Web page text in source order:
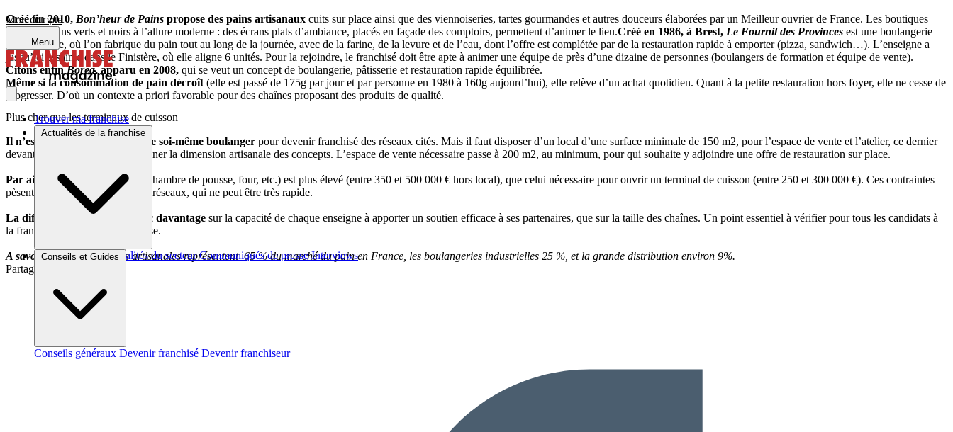
Mon compte
Menu
Trouver ma franchise
Actualités de la franchise
Brèves et actus Actualités du secteur Communiqués de presse Interviews
Conseils et Guides
Conseils généraux Devenir franchisé Devenir franchiseur
Créé fin 2010, Bon’heur de Pains propose des pains artisanaux cuits sur place ainsi que des viennoiseries, tartes gourmandes et autres douceurs élaborées par un Meilleur ouvrier de France. Les boutiques
sont des écrins verts et noirs à l’allure moderne : des écrans plats d’ambiance, placés en façade des comptoirs, permettent d’animer le lieu.Créé en 1986, à Brest, Le Fournil des Provinces est une boulangerie
traditionnelle, où l’on fabrique du pain tout au long de la journée, avec de la farine, de la levure et de l’eau, dont l’offre est complétée par de la restauration rapide à emporter (pizza, sandwich…). L’enseigne a
jusqu’ici essaimé dans le Finistère, où elle aligne 6 unités. Pour la rejoindre, le franchisé doit être apte à animer une équipe de près d’une dizaine de personnes (boulangers de formation et équipe de vente).
Citons enfinBorea, apparu en 2008, qui se veut un concept de boulangerie, pâtisserie et restauration rapide équilibrée.
Même si la consommation de pain décroît (elle est passé de 175g par jour et par personne en 1980 à 160g aujourd’hui), elle relève d’un achat quotidien. Quant à la petite restauration hors foyer, elle ne cesse de
progresser. D’où un contexte a priori favorable pour des chaînes proposant des produits de qualité.
Plus cher que les terminaux de cuisson
Il n’est pas indispensable d’être soi-même boulanger pour devenir franchisé des réseaux cités. Mais il faut disposer d’un local d’une surface minimale de 150 m2, pour l’espace de vente et l’atelier, ce dernier
devant être visible, afin de souligner la dimension artisanale des concepts. L’espace de vente nécessaire passe à 200 m2, au minimum, pour qui souhaite y adjoindre une offre de restauration sur place.
Par ailleurs, l’investissement
(chambre de pousse, four, etc.) est plus élevé (entre 350 et 500 000 € hors local), que celui nécessaire pour ouvrir un terminal de cuisson (entre 250 et 300 000 €). Ces contraintes
pèsent sur le développement des réseaux, qui ne peut être très rapide.
La différenciation se joue donc davantage sur la capacité de chaque enseigne à apporter un soutien efficace à ses partenaires, que sur la taille des chaînes. Un point essentiel à vérifier pour tous les candidats à
la franchise que le métier intéresse.
A savoir: Les boulangeries artisanales représentent 65 % du marché du pain en France, les boulangeries industrielles 25 %, et la grande distribution environ 9%.
Partager sur :